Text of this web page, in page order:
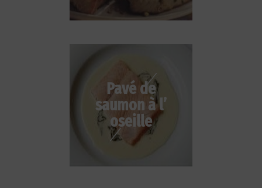
Pavé de
saumon à l’
oseille